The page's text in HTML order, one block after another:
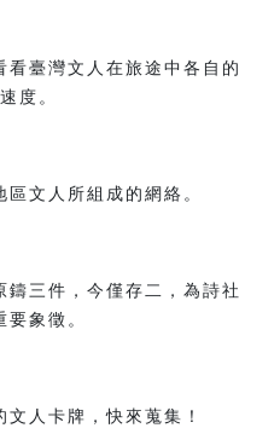
臺灣文人在旅途中各自的
度。
文人所組成的網絡。
三件，今僅存二，為詩社
要象徵。
人卡牌，快來蒐集！